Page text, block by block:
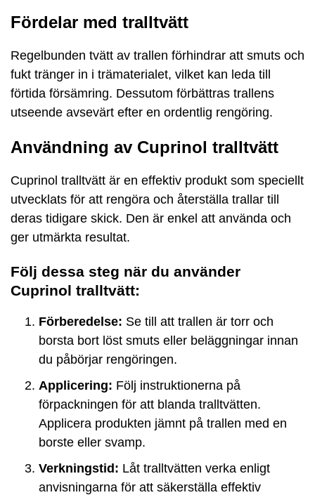
Fördelar med tralltvätt
Regelbunden tvätt av trallen förhindrar att smuts och
fukt tränger in i trämaterialet, vilket kan leda till
förtida försämring. Dessutom förbättras trallens
utseende avsevärt efter en ordentlig rengöring.
Användning av Cuprinol tralltvätt
Cuprinol tralltvätt är en effektiv produkt som speciellt
utvecklats för att rengöra och återställa trallar till
deras tidigare skick. Den är enkel att använda och
ger utmärkta resultat.
Följ dessa steg när du använder
Cuprinol tralltvätt:
Förberedelse: Se till att trallen är torr och
borsta bort löst smuts eller beläggningar innan
du påbörjar rengöringen.
Applicering: Följ instruktionerna på
förpackningen för att blanda tralltvätten.
Applicera produkten jämnt på trallen med en
borste eller svamp.
Verkningstid: Låt tralltvätten verka enligt
anvisningarna för att säkerställa effektiv